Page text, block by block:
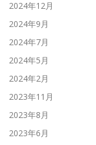
2024年12月
2024年9月
2024年7月
2024年5月
2024年2月
2023年11月
2023年8月
2023年6月